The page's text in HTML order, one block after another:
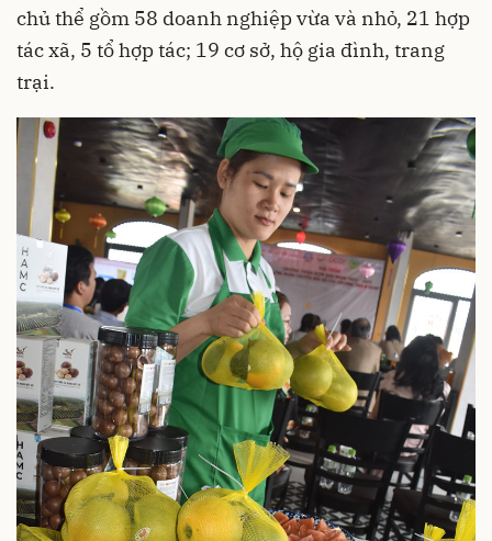
chủ thể gồm 58 doanh nghiệp vừa và nhỏ, 21 hợp
tác xã, 5 tổ hợp tác; 19 cơ sở, hộ gia đình, trang
trại.